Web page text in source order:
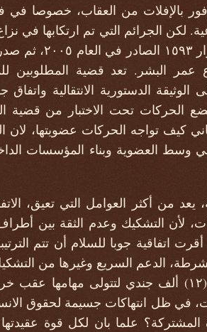
بالإفلات من العقاب، خصوصا في
لكن الجرائم التي تم ارتكابها في
الي محكمة
البشر. تعد قضية المطلوبين
الدستورية الانتقالية
الحركات تحت الاختبار من قضية
كيف تواجه الحركات عضويتها،
وسط العضوية وبناء المؤسسات
يعد من أكثر العوامل التي تعيق،
التشكيك وعدم الثقة بين أطراف
الدعم السريع وغيرها من
في ظل انتهاكات جسيمة لحقوق
المشتركة؟ علما بان لكل قوة